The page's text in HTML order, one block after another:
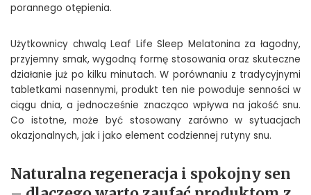
porannego otępienia.
Użytkownicy chwalą Leaf Life Sleep Melatonina za łagodny,
przyjemny smak, wygodną formę stosowania oraz skuteczne
działanie już po kilku minutach. W porównaniu z tradycyjnymi
tabletkami nasennymi, produkt ten nie powoduje senności w
ciągu dnia, a jednocześnie znacząco wpływa na jakość snu.
Co istotne, może być stosowany zarówno w sytuacjach
okazjonalnych, jak i jako element codziennej rutyny snu.
Naturalna regeneracja i spokojny sen